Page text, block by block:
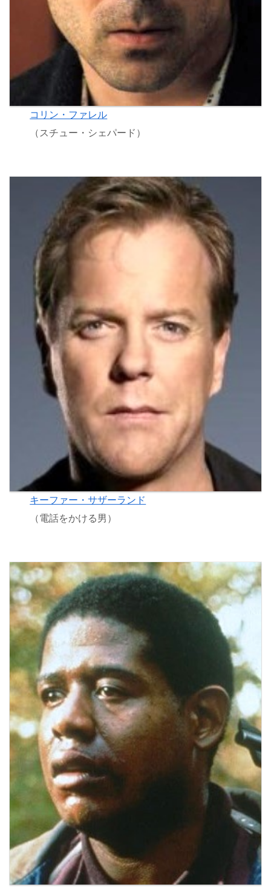
コリン・ファレル
（スチュー・シェパード）
キーファー・サザーランド
（電話をかける男）